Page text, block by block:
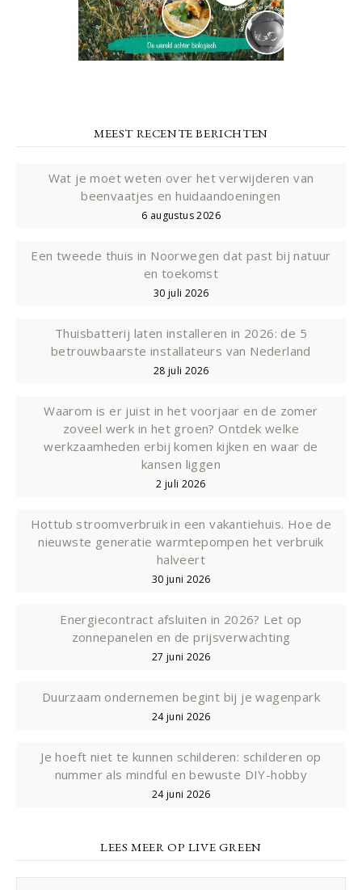
MEEST RECENTE BERICHTEN
Wat je moet weten over het verwijderen van
beenvaatjes en huidaandoeningen
6 augustus 2026
Een tweede thuis in Noorwegen dat past bij natuur
en toekomst
30 juli 2026
Thuisbatterij laten installeren in 2026: de 5
betrouwbaarste installateurs van Nederland
28 juli 2026
Waarom is er juist in het voorjaar en de zomer
zoveel werk in het groen? Ontdek welke
werkzaamheden erbij komen kijken en waar de
kansen liggen
2 juli 2026
Hottub stroomverbruik in een vakantiehuis. Hoe de
nieuwste generatie warmtepompen het verbruik
halveert
30 juni 2026
Energiecontract afsluiten in 2026? Let op
zonnepanelen en de prijsverwachting
27 juni 2026
Duurzaam ondernemen begint bij je wagenpark
24 juni 2026
Je hoeft niet te kunnen schilderen: schilderen op
nummer als mindful en bewuste DIY-hobby
24 juni 2026
LEES MEER OP LIVE GREEN